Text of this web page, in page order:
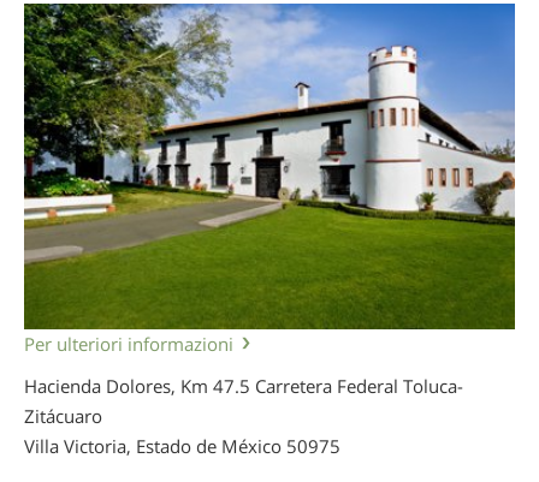
Per ulteriori informazioni
Hacienda Dolores, Km 47.5 Carretera Federal Toluca-
Zitácuaro
Villa Victoria, Estado de México 50975